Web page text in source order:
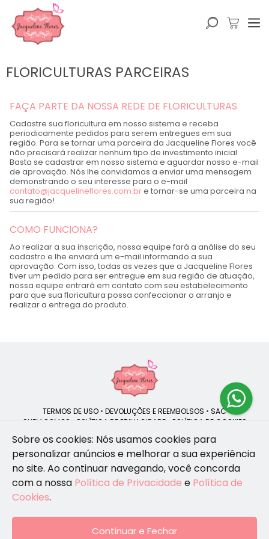
FLORICULTURAS PARCEIRAS
FAÇA PARTE DA NOSSA REDE DE FLORICULTURAS
Cadastre sua floricultura em nosso sistema e receba
periodicamente pedidos para serem entregues em sua
região. Para se tornar uma parceira da Jacqueline Flores você
não precisará realizar nenhum tipo de investimento inicial.
Basta se cadastrar em nosso sistema e aguardar nosso e-mail
de aprovação. Nós lhe convidamos a enviar uma mensagem
demonstrando o seu interesse para o e-mail
contato@jacquelineflores.com.bre tornar-se uma parceira na
sua região!
COMO FUNCIONA?
Ao realizar a sua inscrição, nossa equipe fará a análise do seu
cadastro e lhe enviará um e-mail informando a sua
aprovação. Com isso, todas as vezes que a Jacqueline Flores
tiver um pedido para ser entregue em sua região de atuação,
nossa equipe entrará em contato com seu estabelecimento
para que sua floricultura possa confeccionar o arranjo e
realizar a entrega do produto.
TERMOS DE USO • DEVOLUÇÕES E REEMBOLSOS • SAC
QUEM SOMOS
POLÍTICA DE PRIVACIDADE POLÍTICA DE COOKIES
Jacqueline Flores | CNPJ: 47.335.418/0001-13
Av. Ivo Mário Isaac Pires, 850 - Jardim Santa Paula - Cotia - SP -
© 2024-2026 - Todos os direitos reservados - Desenvolvido por
Sobre os cookies: Nós usamos cookies para
personalizar anúncios e melhorar a sua experiência
no site. Ao continuar navegando, você concorda
com a nossa Política de Privacidade e Política de
Cookies.
Continuar e Fechar